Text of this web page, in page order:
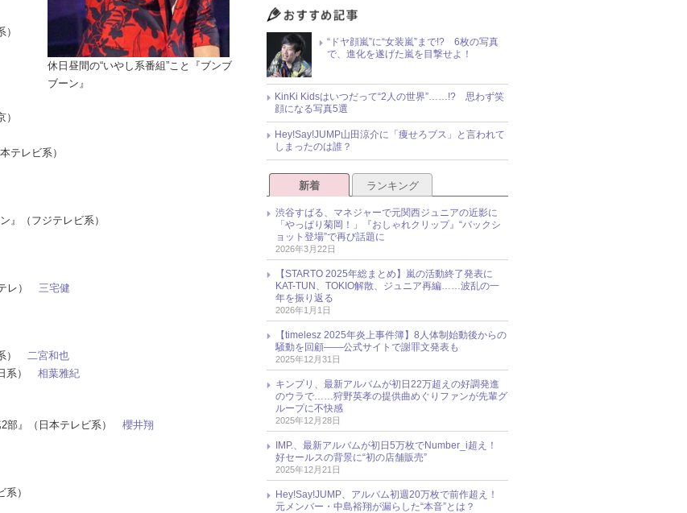
休日昼間の“いやし系番組”こと『ブンブ
ブーン』
）
）
テレビ系）
（フジテレビ系）
レ） 三宅健
） 二宮和也
系） 相葉雅紀
部』（日本テレビ系） 櫻井翔
）
“ドヤ顔嵐”に“女装嵐”まで!? 6枚の写真
で、進化を遂げた嵐を目撃せよ！
KinKi Kidsはいつだって“2人の世界”……!? 思わず笑
顔になる写真5選
Hey!Say!JUMP山田涼介に「痩せろブス」と言われて
しまったのは誰？
新着 ランキング
渋谷すばる、マネジャーで元関西ジュニアの近影に
「やっぱり菊岡！」『おしゃれクリップ』“バックシ
ョット登場”で再び話題に
2026年3月22日
【STARTO 2025年総まとめ】嵐の活動終了発表に
KAT-TUN、TOKIO解散、ジュニア再編……波乱の一
年を振り返る
2026年1月1日
【timelesz 2025年炎上事件簿】8人体制始動後からの
騒動を回顧――公式サイトで謝罪文発表も
2025年12月31日
キンプリ、最新アルバムが初日22万超えの好調発進
のウラで……狩野英孝の提供曲めぐりファンが先輩グ
ループに不快感
2025年12月28日
IMP.、最新アルバムが初日5万枚でNumber_i超え！
好セールスの背景に“初の店舗販売”
2025年12月21日
Hey!Say!JUMP、アルバム初週20万枚で前作超え！
元メンバー・中島裕翔が漏らした“本音”とは？